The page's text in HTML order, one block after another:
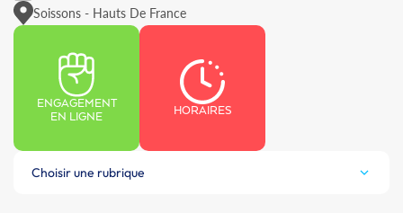
Soissons - Hauts De France
ENGAGEMENT
EN LIGNE
HORAIRES
Choisir une rubrique